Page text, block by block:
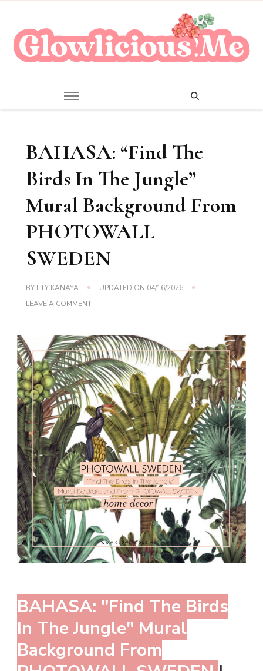
BAHASA: “Find The
Birds In The Jungle”
Mural Background From
PHOTOWALL
SWEDEN
BY LILY KANAYA UPDATED ON 04/16/2026
LEAVE A COMMENTON
BIRDS
IN
THE
JUNGLE”
MURAL
BACKGROUND
FROM
PHOTOWALL
SWEDEN
BAHASA: "Find The Birds
In The Jungle" Mural
Background From